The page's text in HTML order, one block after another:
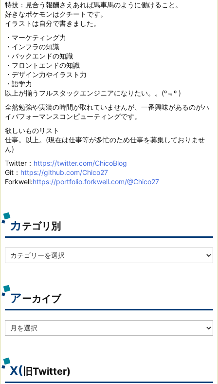
特技：見合う報酬さえあれば馬車馬のように働けること。
好きなポケモンはクチートです。
イラストは自分で書きました。
・マーケティング力
・インフラの知識
・バックエンドの知識
・フロントエンドの知識
・デザイン力やイラスト力
・語学力
以上が揃うフルスタックエンジニアになりたい。。(º﹃º )
全然勉強や実装の時間が取れていませんが、一番興味があるのがハ
イパフォーマンスコンピューティングです。
欲しいものリスト
仕事。以上。(現在は仕事等が多忙のため仕事を募集しておりませ
ん)
Twitter： https://twitter.com/ChicoBlog
Git： https://github.com/Chico27
Forkwell:https://portfolio.forkwell.com/@Chico27
カテゴリ別
テ
別
アーカイブ
ー
ブ
X( 旧Twitter)